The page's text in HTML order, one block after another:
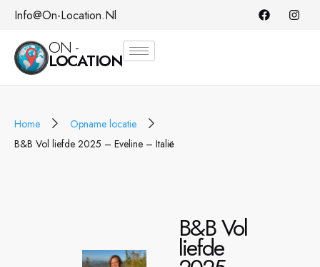
Info@on-Location.nl
ON -
LOCATION
Home
Opname locatie
B&B Vol liefde 2025 – Eveline – Italië
B&B Vol
liefde